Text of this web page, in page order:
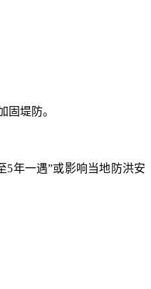
堤防。
年一遇”或影响当地防洪安